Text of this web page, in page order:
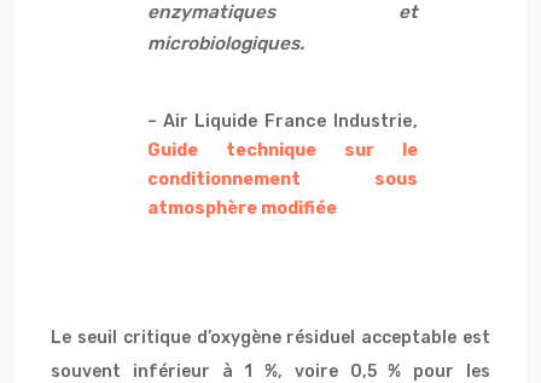
enzymatiques et
microbiologiques.
– Air Liquide France Industrie,
Guide technique sur le
conditionnement sous
atmosphère modifiée
Le seuil critique d’oxygène résiduel acceptable est
souvent inférieur à 1 %, voire 0,5 % pour les